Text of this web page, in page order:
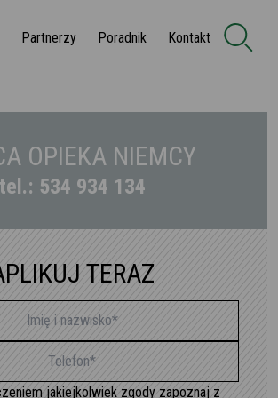
Partnerzy Poradnik Kontakt
OPIEKA NIEMCY
tel.: 534 934 134
TERAZ
jakiejkolwiek zgody zapoznaj z